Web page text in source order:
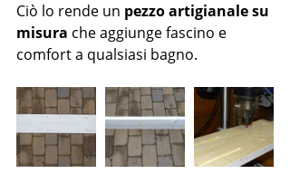
Ciò lo rende un pezzo artigianale su
misura che aggiunge fascino e
comfort a qualsiasi bagno.